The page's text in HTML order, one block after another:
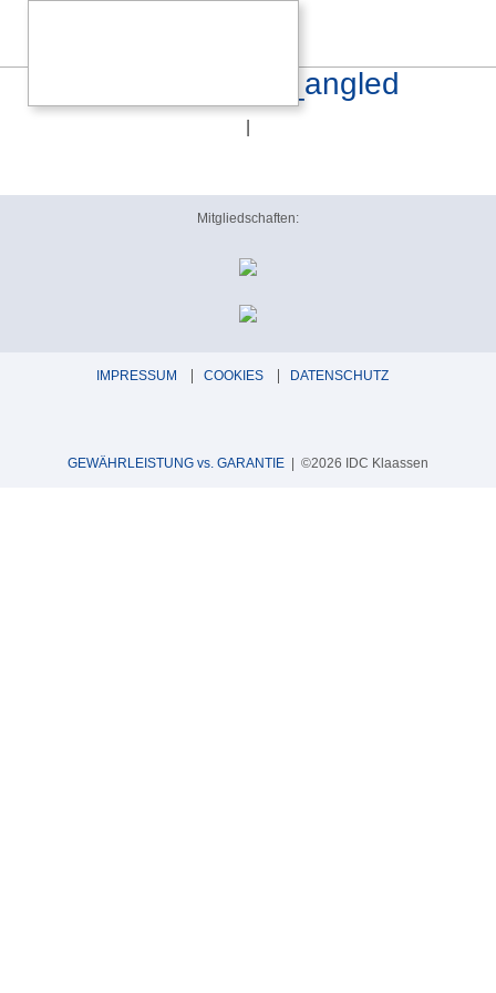
Goldring Ethos SE_angled
Mitgliedschaften:
IMPRESSUM COOKIES DATENSCHUTZ
GEWÄHRLEISTUNG vs. GARANTIE | ©2026 IDC Klaassen